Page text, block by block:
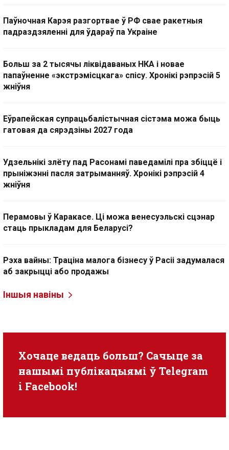
Паўночная Карэя разгортвае ў РФ свае ракетныя
падраздзяленні для ўдараў па Украіне
Больш за 2 тысячы ліквідаваных НКА і новае
папаўненне «экстрэмісцкага» спісу. Хронікі рэпрэсій 5
жніўня
Еўрапейская супрацьбалістычная сістэма можа быць
гатовая да сярэдзіны 2027 года
Удзельнікі злёту пад Расонамі паведамілі пра збіццё і
прыніжэнні пасля затрыманняў. Хронікі рэпрэсій 4
жніўня
Перамовы ў Каракасе. Ці можа венесуэльскі сцэнар
стаць прыкладам для Беларусі?
Рэха вайны: Траціна малога бізнесу ў Расіі задумалася
аб закрыцці або продажы
Іншыя навіны
Хочаце ведаць больш? Сачыце за
нашымі публікацыямі ў Telegram
i Facebook!